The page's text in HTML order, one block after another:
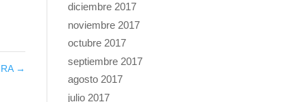
→
diciembre 2017
noviembre 2017
octubre 2017
septiembre 2017
agosto 2017
julio 2017